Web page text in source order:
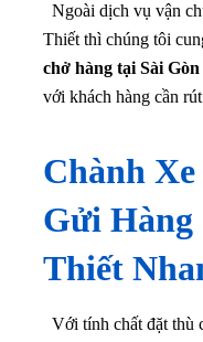
Ngoài dịch vụ vận
Thiết thì chúng tôi
chở hàng tại Sài
với khách hàng cần
Chành
Gửi Hàng
Thiết
Với tính chất đặt thù